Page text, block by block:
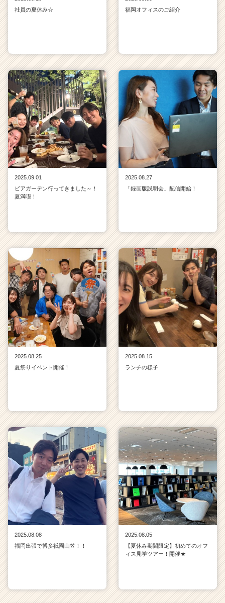
社員の夏休み☆
福岡オフィスのご紹介
2025.09.01
ビアガーデン行ってきました～！
夏満喫！
2025.08.27
「録画版説明会」配信開始！
2025.08.25
夏祭りイベント開催！
2025.08.15
ランチの様子
2025.08.08
福岡出張で博多祇園山笠！！
2025.08.05
【夏休み期間限定】初めてのオフ
ィス見学ツアー！開催★